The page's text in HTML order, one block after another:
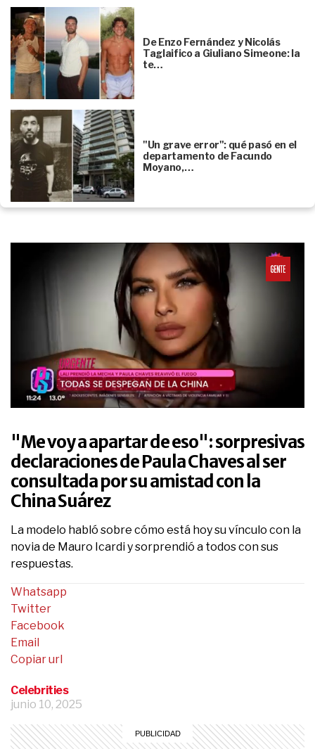
De Enzo Fernández y Nicolás
Taglaifico a Giuliano Simeone: la
te…
"Un grave error": qué pasó en el
departamento de Facundo
Moyano,…
"Me voy a apartar de eso": sorpresivas
declaraciones de Paula Chaves al ser
consultada por su amistad con la
China Suárez
0
of
minutes,
50
seconds
La modelo habló sobre cómo está hoy su vínculo con la
novia de Mauro Icardi y sorprendió a todos con sus
respuestas.
Celebrities
junio 10, 2025
Whatsapp
Twitter
Facebook
Email
Copiar url